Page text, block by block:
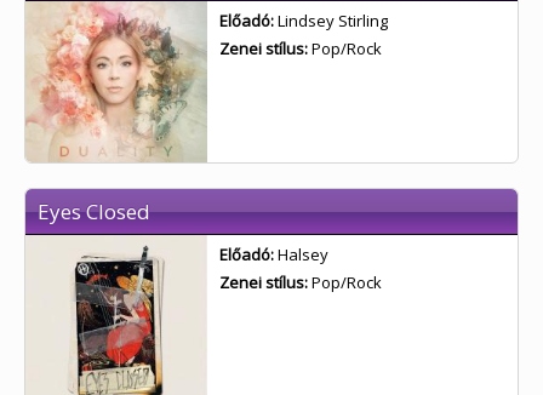
Előadó:Lindsey Stirling
Zenei stílus:Pop/Rock
Eyes Closed
Előadó:Halsey
Zenei stílus:Pop/Rock